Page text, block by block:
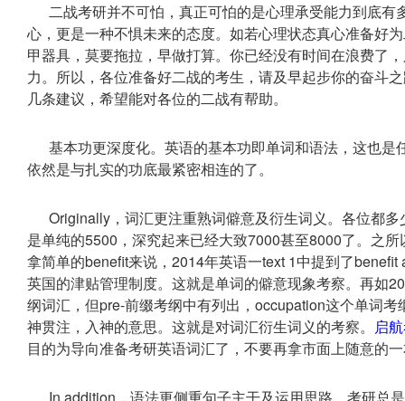
二战考研并不可怕，真正可怕的是心理承受能力到底
心，更是一种不惧未来的态度。如若心理状态真心准备好
甲器具，莫要拖拉，早做打算。你已经没有时间在浪费了
力。所以，各位准备好二战的考生，请及早起步你的奋斗
几条建议，希望能对各位的二战有帮助。
基本功更深度化。英语的基本功即单词和语法，这也
依然是与扎实的功底最紧密相连的了。
Originally，词汇更注重熟词僻意及衍生词义。各位都
是单纯的5500，深究起来已经大致7000甚至8000了。之
拿简单的benefit来说，2014年英语一text 1中提到了
英国的津贴管理制度。这就是单词的僻意现象考察。再如
纲词汇，但pre-前缀考纲中有列出，occupation这个单词
神贯注，入神的意思。这就是对词汇衍生词义的考察。 启
目的为导向准备考研英语词汇了，不要再拿市面上随意的